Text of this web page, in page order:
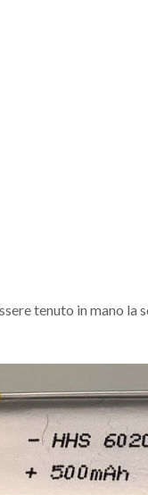
tenuto in mano